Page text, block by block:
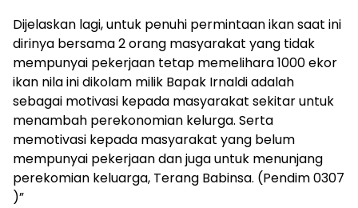
Dijelaskan lagi, untuk penuhi permintaan ikan saat ini
dirinya bersama 2 orang masyarakat yang tidak
mempunyai pekerjaan tetap memelihara 1000 ekor
ikan nila ini dikolam milik Bapak Irnaldi adalah
sebagai motivasi kepada masyarakat sekitar untuk
menambah perekonomian kelurga. Serta
memotivasi kepada masyarakat yang belum
mempunyai pekerjaan dan juga untuk menunjang
perekomian keluarga, Terang Babinsa. (Pendim 0307
)”